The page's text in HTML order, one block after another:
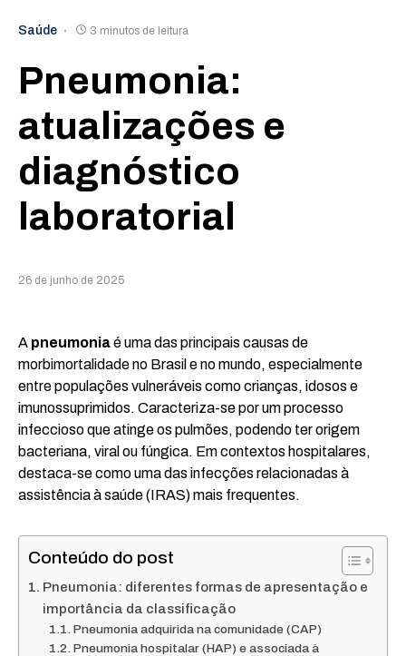
Saúde 3 minutos de leitura
Pneumonia:
atualizações e
diagnóstico
laboratorial
26 de junho de 2025
A pneumoniaé uma das principais causas de
morbimortalidade no Brasil e no mundo, especialmente
entre populações vulneráveis como crianças, idosos e
imunossuprimidos. Caracteriza-se por um processo
infeccioso que atinge os pulmões, podendo ter origem
bacteriana, viral ou fúngica. Em contextos hospitalares,
destaca-se como uma das infecções relacionadas à
assistência à saúde (IRAS) mais frequentes.
Conteúdo do post
Pneumonia: diferentes formas de apresentação e
importância da classificação
Pneumonia adquirida na comunidade (CAP)
Pneumonia hospitalar (HAP) e associada à